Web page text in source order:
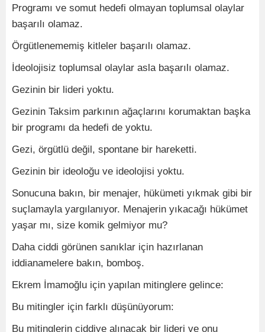
Programı ve somut hedefi olmayan toplumsal olaylar
başarılı olamaz.
Örgütlenememiş kitleler başarılı olamaz.
İdeolojisiz toplumsal olaylar asla başarılı olamaz.
Gezinin bir lideri yoktu.
Gezinin Taksim parkının ağaçlarını korumaktan başka
bir programı da hedefi de yoktu.
Gezi, örgütlü değil, spontane bir hareketti.
Gezinin bir ideoloğu ve ideolojisi yoktu.
Sonucuna bakın, bir menajer, hükümeti yıkmak gibi bir
suçlamayla yargılanıyor. Menajerin yıkacağı hükümet
yaşar mı, size komik gelmiyor mu?
Daha ciddi görünen sanıklar için hazırlanan
iddianamelere bakın, bomboş.
Ekrem İmamoğlu için yapılan mitinglere gelince:
Bu mitingler için farklı düşünüyorum:
Bu mitinglerin ciddiye alınacak bir lideri ve onu